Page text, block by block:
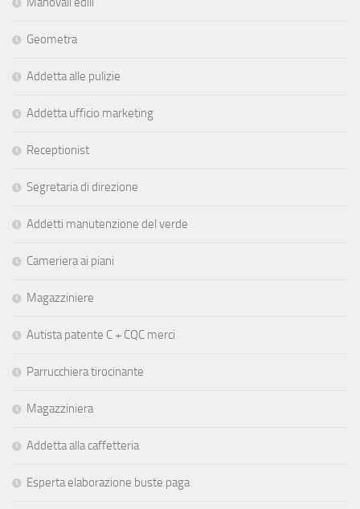
Geometra
Addetta alle pulizie
Addetta ufficio marketing
Receptionist
Segretaria di direzione
Addetti manutenzione del verde
Cameriera ai piani
Magazziniere
Autista patente C + CQC merci
Parrucchiera tirocinante
Magazziniera
Addetta alla caffetteria
Esperta elaborazione buste paga